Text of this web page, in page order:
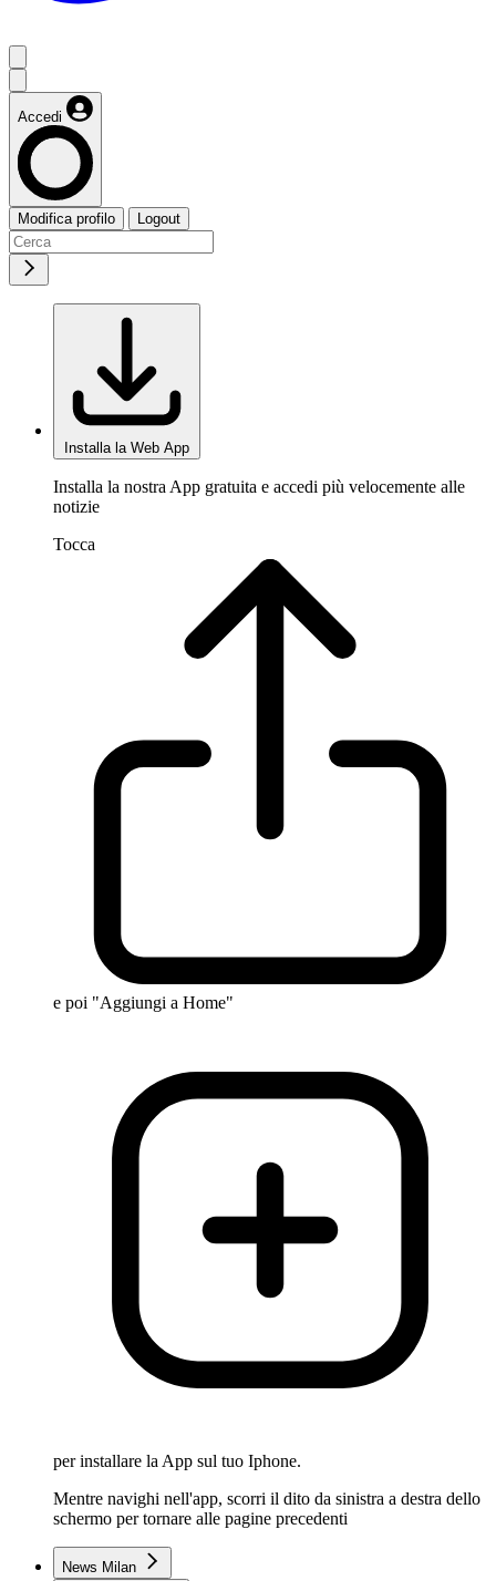
Accedi
Modifica profilo Logout
Installa la Web App
Installa la nostra App gratuita e accedi più velocemente alle
notizie
Tocca
e poi "Aggiungi a Home"
per installare la App sul tuo Iphone.
Mentre navighi nell'app, scorri il dito da sinistra a destra dello
schermo per tornare alle pagine precedenti
News Milan